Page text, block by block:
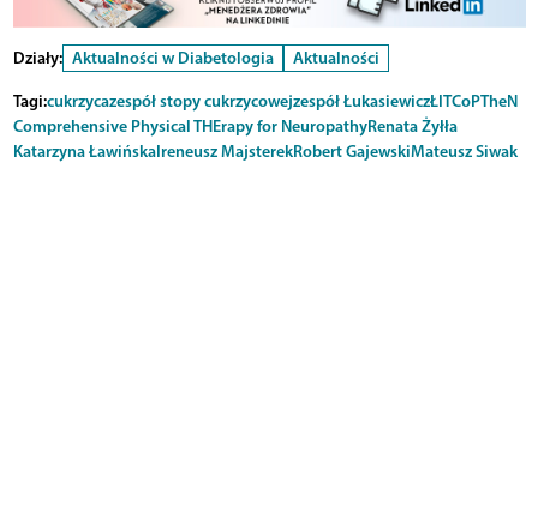
Działy: Aktualności w Diabetologia
Aktualności
Tagi:cukrzycazespół stopy cukrzycowejzespół ŁukasiewiczŁITCoPTheN
Comprehensive Physical THErapy for NeuropathyRenata Żyłła
Katarzyna ŁawińskaIreneusz MajsterekRobert GajewskiMateusz Siwak